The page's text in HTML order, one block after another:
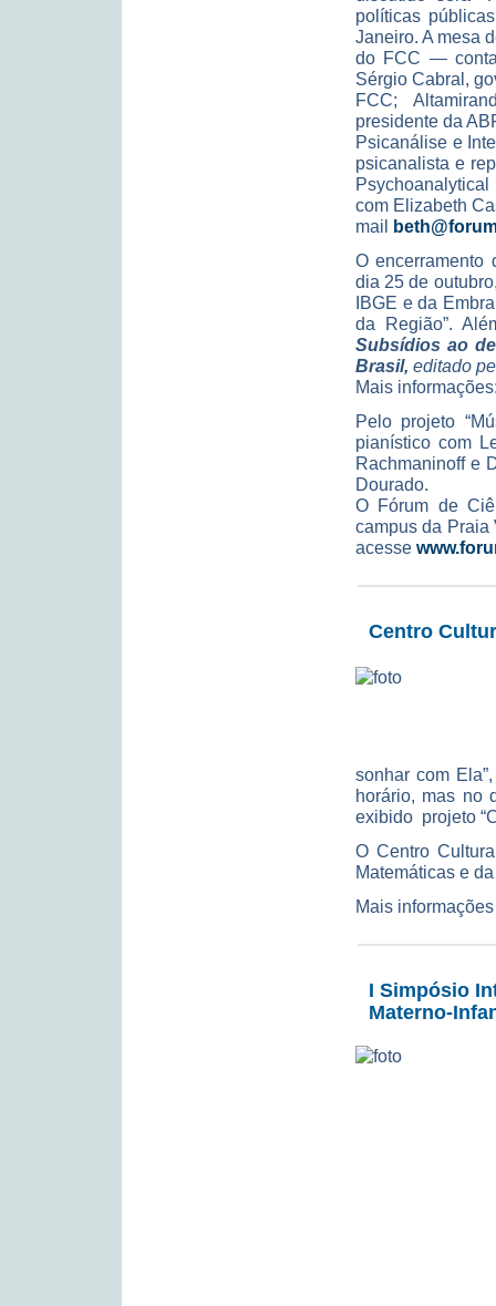
políticas
Janeiro. A mesa
do FCC —
Sérgio Cabral,
FCC;
presidente da
Psicanálise e
psicanalista e
com Elizabeth
mail
O encerramento
dia 25 de
IBGE e da
da Região”.
Subsídios ao
Brasil, editado
Mais
Pelo projeto
pianístico com
Rachmaninoff e
Dourado.
O Fórum de
campus da Praia
acesse
Centro
sonhar com
horário, mas no
exibido projeto
O Centro
Matemáticas e
Mais
I Simpósio
Materno-